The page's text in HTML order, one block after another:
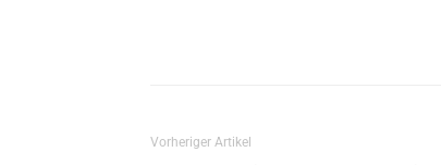
Vorheriger Artikel